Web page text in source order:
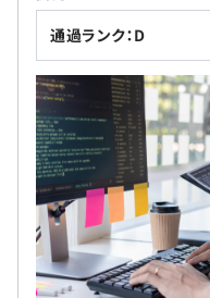
通過ランク：D